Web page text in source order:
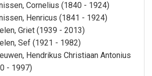
Cornelius (1840 - 1924)
Henricus (1841 - 1924)
Griet (1939 - 2013)
Sef (1921 - 1982)
Hendrikus Christiaan Antonius
- 1997)